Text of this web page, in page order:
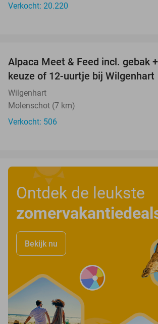
Verkocht: 20.220
Alpaca Meet & Feed incl. gebak
keuze of 12-uurtje bij Wilgenhart
Wilgenhart
Molenschot (7 km)
Verkocht: 506
Ontdek de leukste
Bekijk nu